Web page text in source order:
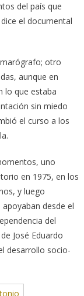
del país que
el documental
otro
aunque en
lo que estaba
sin miedo
el curso a los
uno
en 1975, en los
y luego
desde el
del
José Eduardo
desarrollo socio-